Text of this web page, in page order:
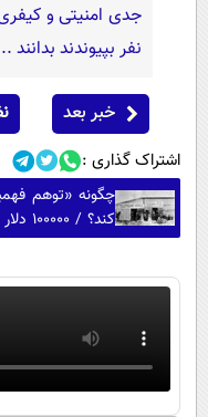
نفر بپیوندند بدانند
خبر بعد
اشتراک گذاری :
چگونه «توهم
برای مدیران شد